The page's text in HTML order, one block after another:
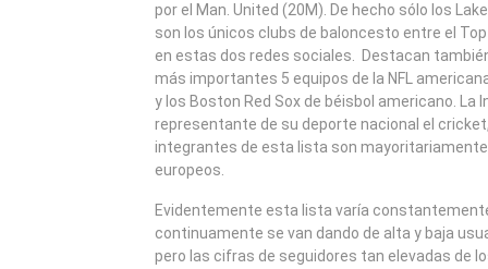
por el Man. United (20M). De hecho sólo los
son los únicos clubs de baloncesto entre el
en estas dos redes sociales. Destacan
más importantes 5 equipos de la NFL
y los Boston Red Sox de béisbol americano. La
representante de su deporte nacional el
integrantes de esta lista son
europeos.
Evidentemente esta lista varía
continuamente se van dando de alta y baja
pero las cifras de seguidores tan elevadas de